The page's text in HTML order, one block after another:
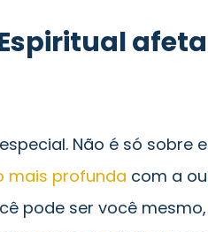
Não é só sobre
mais profunda com a
pode ser você